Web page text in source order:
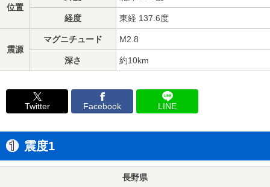
位置
経度 東経 137.6度
震源
マグニチュード M2.8
深さ 約10km
Twitter Facebook LINE
震度1
長野県